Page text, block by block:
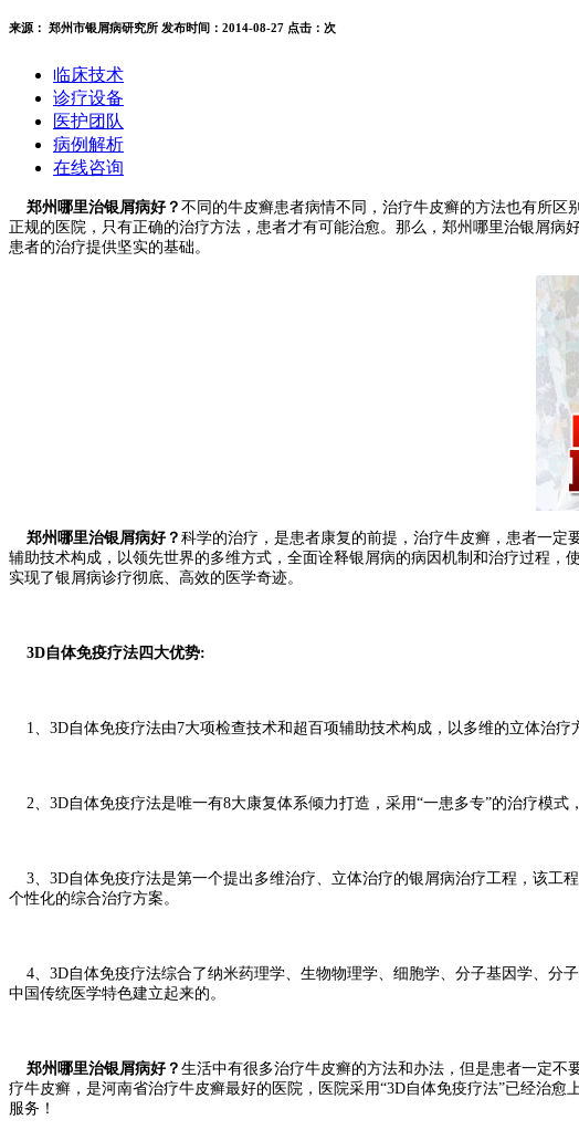
来源： 郑州市银屑病研究所 发布时间：2014-08-27 点击： 次
临床技术
诊疗设备
医护团队
病例解析
在线咨询
郑州哪里治银屑病好？ 不同的牛皮癣患者病情不同，治疗牛皮癣的方法也有所区
正规的医院，只有正确的治疗方法，患者才有可能治愈。那么，郑州哪里治银屑
患者的治疗提供坚实的基础。
郑州哪里治银屑病好？ 科学的治疗，是患者康复的前提，治疗牛皮癣，患者一定
辅助技术构成，以领先世界的多维方式，全面诠释银屑病的病因机制和治疗过程，
实现了银屑病诊疗彻底、高效的医学奇迹。
3D自体免疫疗法四大优势:
1、3D自体免疫疗法由7大项检查技术和超百项辅助技术构成，以多维的立体治
2、3D自体免疫疗法是唯一有8大康复体系倾力打造，采用“一患多专”的治疗模式
3、3D自体免疫疗法是第一个提出多维治疗、立体治疗的银屑病治疗工程，该工
个性化的综合治疗方案。
4、3D自体免疫疗法综合了纳米药理学、生物物理学、细胞学、分子基因学、分
中国传统医学特色建立起来的。
郑州哪里治银屑病好？ 生活中有很多治疗牛皮癣的方法和办法，但是患者一定不
疗牛皮癣，是河南省治疗牛皮癣最好的医院，医院采用“3D自体免疫疗法”已经治
服务！